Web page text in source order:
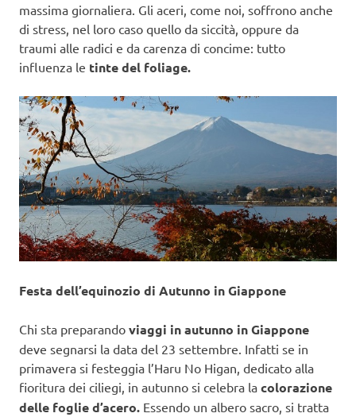
massima giornaliera. Gli aceri, come noi, soffrono anche
di stress, nel loro caso quello da siccità, oppure da
traumi alle radici e da carenza di concime: tutto
influenza le tinte del foliage.
Festa dell’equinozio di Autunno in Giappone
Chi sta preparando viaggi in autunno in Giappone
deve segnarsi la data del 23 settembre. Infatti se in
primavera si festeggia l’Haru No Higan, dedicato alla
fioritura dei ciliegi, in autunno si celebra la colorazione
delle foglie d’acero. Essendo un albero sacro, si tratta